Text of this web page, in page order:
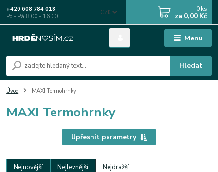
Menu
CZK
Hledat
+420 608 784 018
Po - Pá 8.00 - 16.00
0 ks
za 0,00 Kč
Úvod MAXI Termohrnky
MAXI Termohrnky
Upřesnit parametry
Nejnovější Nejlevnější Nejdražší